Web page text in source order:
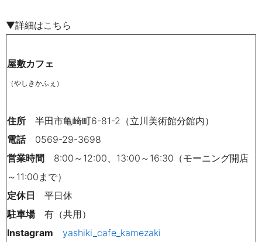
▼詳細はこちら
屋敷カフェ
（やしきかふぇ）
住所 半田市亀崎町6-81-2（立川美術館分館内）
電話0569-29-3698
営業時間 8:00～12:00、13:00～16:30（モーニング開店
～11:00まで）
定休日 平日休
駐車場有（共用）
Instagram yashiki_cafe_kamezaki